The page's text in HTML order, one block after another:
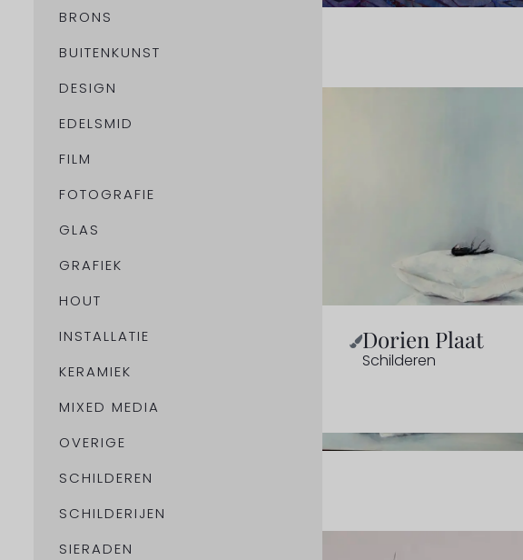
BRONS
BUITENKUNST
DESIGN
EDELSMID
FILM
FOTOGRAFIE
GLAS
GRAFIEK
HOUT
INSTALLATIE
KERAMIEK
MIXED MEDIA
OVERIGE
SCHILDEREN
SCHILDERIJEN
SIERADEN
Dorien Plaat
Schilderen